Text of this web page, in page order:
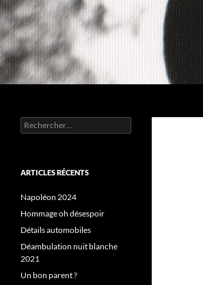
Aller
au
contenu
Rechercher :
ARTICLES RÉCENTS
Napoléon 2024
Hommage oh désespoir
Détails automobiles
Déambulation nuit blanche
2021
Un bon parent ?